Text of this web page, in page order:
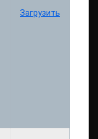
Загрузить